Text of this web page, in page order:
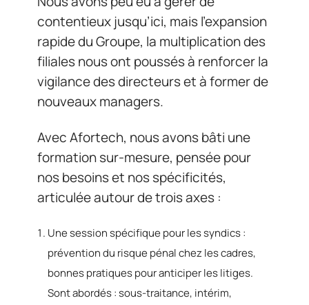
contentieux jusqu’ici, mais l’expansion
rapide du Groupe, la multiplication des
filiales nous ont poussés à renforcer la
vigilance des directeurs et à former de
nouveaux managers.
Avec Afortech, nous avons bâti une
formation sur-mesure, pensée pour
nos besoins et nos spécificités,
articulée autour de trois axes :
Une session spécifique pour les syndics :
prévention du risque pénal chez les cadres,
bonnes pratiques pour anticiper les litiges.
Sont abordés : sous-traitance, intérim,